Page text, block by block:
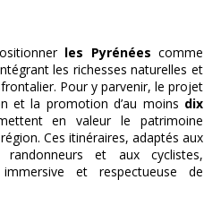
les Pyrénées comme
les richesses naturelles et
Pour y parvenir, le projet
et la promotion d’au moins dix
en valeur le patrimoine
Ces itinéraires, adaptés aux
randonneurs et aux cyclistes,
et respectueuse de